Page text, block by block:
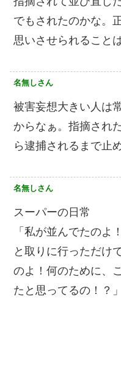
でもされたのかな。
思いさせられること
名無しさん
被害妄想大きい人は
からなぁ。指摘され
ら逮捕されるまで止
名無しさん
スーパーの日常
「私が並んでたのよ
と取りに行っただけ
のよ！何のために、
たと思ってるの！？」